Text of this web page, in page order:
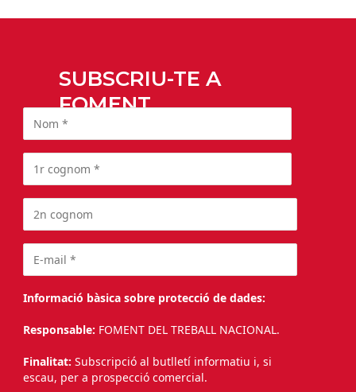
SUBSCRIU-TE A
FOMENT
Informació bàsica sobre protecció de dades:
Responsable: FOMENT DEL TREBALL NACIONAL.
Finalitat: Subscripció al butlletí informatiu i, si
escau, per a prospecció comercial.